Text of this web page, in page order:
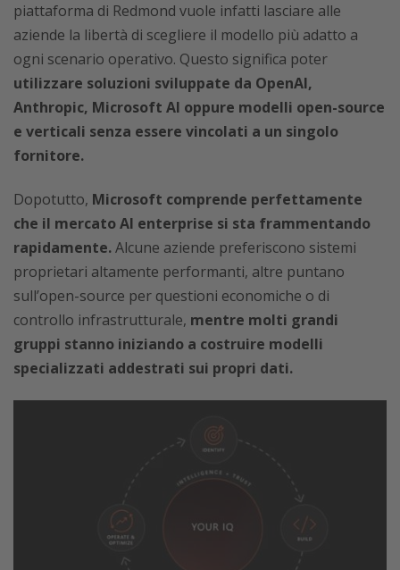
piattaforma di Redmond vuole infatti lasciare alle
aziende la libertà di scegliere il modello più adatto a
ogni scenario operativo. Questo significa poter
utilizzare soluzioni sviluppate da OpenAI,
Anthropic, Microsoft AI oppure modelli open-source
e verticali senza essere vincolati a un singolo
fornitore.
Dopotutto, Microsoft comprende perfettamente
che il mercato AI enterprise si sta frammentando
rapidamente.Alcune aziende preferiscono sistemi
proprietari altamente performanti, altre puntano
sull’open-source per questioni economiche o di
controllo infrastrutturale, mentre molti grandi
gruppi stanno iniziando a costruire modelli
specializzati addestrati sui propri dati.